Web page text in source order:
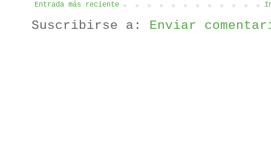
Entrada más reciente
Suscribirse a: Enviar